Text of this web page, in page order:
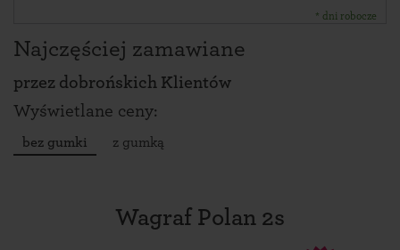
* dni robocze
Najczęściej zamawiane
przez dobrońskich Klientów
Wyświetlane ceny:
bez gumki z gumką
Wagraf Polan 2s